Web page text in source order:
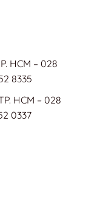
HCM – 028
8335
HCM – 028
0337